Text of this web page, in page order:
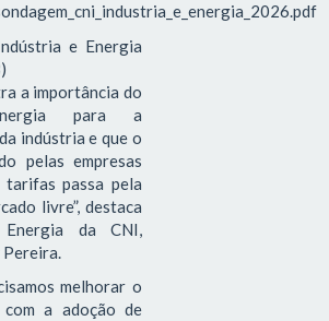
e Energia
a importância do
para a
indústria e que o
pelas empresas
passa pela
livre”, destaca
da CNI,
melhorar o
a adoção de